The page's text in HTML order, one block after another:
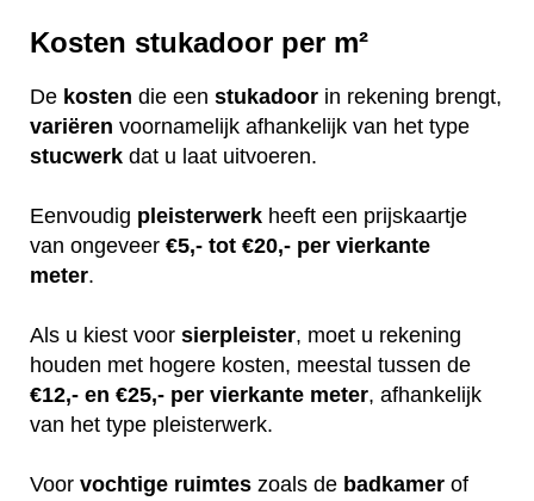
Kosten stukadoor per m²
De kosten die een stukadoor in rekening brengt,
variëren voornamelijk afhankelijk van het type
stucwerk dat u laat uitvoeren.
Eenvoudig pleisterwerk heeft een prijskaartje
van ongeveer €5,- tot €20,- per vierkante
meter.
Als u kiest voor sierpleister, moet u rekening
houden met hogere kosten, meestal tussen de
€12,- en €25,- per vierkante meter, afhankelijk
van het type pleisterwerk.
Voor vochtige ruimtes zoals de badkamer of